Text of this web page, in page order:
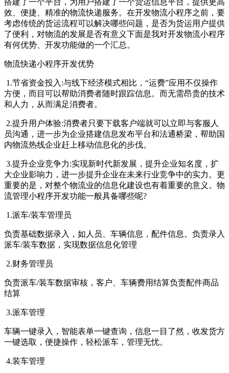
效、便捷、精准的物流快递服务。在开发物流小程序之前，要
考虑传统的货运流程可以解决哪些问题，是否为货运用户提供
了便利，对物流的发展是否有意义下面是我对开发物流小程序
有何优势、开发功能做的一个汇总。
物流快递小程序开发优势
1.节省资金投入:与线下经济模式相比，“运费”应用不仅操作
方便，而目可以帮助消费者随时跟踪信息。而无需昂贵的技术
和人力，从而满足消费者。
2.提升用户体验:消费者只要下载客户端就可以立即与客服人
员沟通，进一步为企业搭建信息发布平台和法通桥梁，帮助国
内物流热线企业赶上移动信息化的步伐。
3.提升企业竞争力:实现新时代新发展，提升企业知名度，扩
大企业影响力，进一步提升企业在未来行业竞争中的实力。更
重要的是，对整个物流业的信息化建设也有着重要的意义。物
流管理小程序开发功能一般具备哪些呢?
1.派车/装车管理员
负责基础数据录入，如人员、车辆信息，配件信息。负责录入
派车/装车数据，实现数据信息化管理
2.财务管理员
负责派车/装车数据审核，客户、车辆费用结算负责配件商品
结算
3.派车管理
车辆一键录入，智能表单一键查询，信息一目了然，收发货方
一键选取，便捷操作，轻松派车，管理无忧。
4.装车管理